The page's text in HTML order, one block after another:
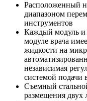
Расположенный
диапазоном
инструментов
Каждый модуль и
модуле врача
жидкости на
независимая
системой подачи
Съемный
размещения двух